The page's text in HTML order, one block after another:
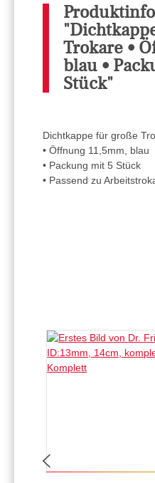
Trokare •
blau •
Stück"
Dichtkappe für große
• Öffnung 11,5mm, blau
• Packung mit 5 Stück
• Passend zu